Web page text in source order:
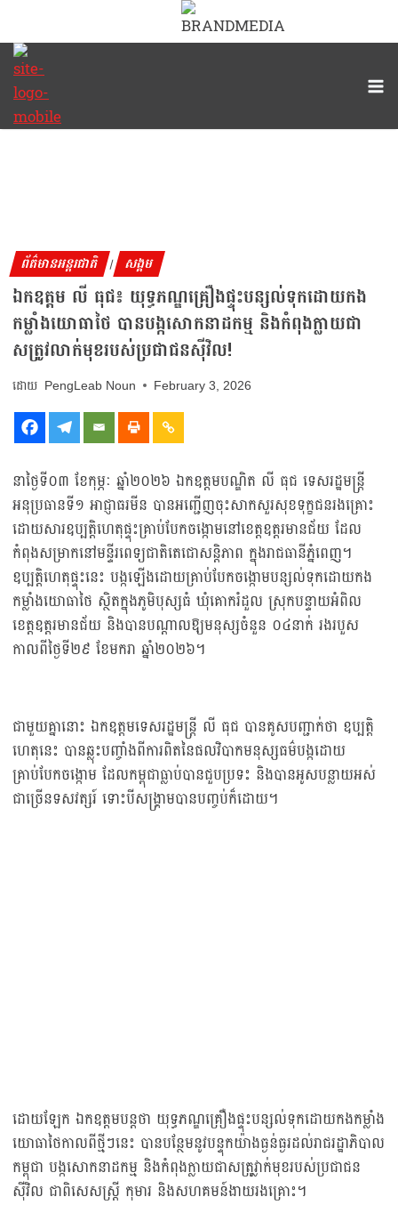
ព័ត៌មានអន្តរជាតិ | សង្គម
ឯកឧត្ដម លី ធុជ៖ យុទ្ធភណ្ឌគ្រឿងផ្ទុះបន្សល់ទុកដោយកង
កម្លាំងយោធាថៃ បានបង្កសោកនាដកម្ម និងកំពុងក្លាយជា
សត្រូវលាក់មុខរបស់ប្រជាជនស៊ីវិល!
PengLeab Noun February 3, 2026
នាថ្ងៃទី០៣ ខែកុម្ភៈ ឆ្នាំ២០២៦ ឯកឧត្ដមបណ្ឌិត លី ធុជ ទេសរដ្ឋមន្រ្តី
អនុប្រធានទី១ អាជ្ញាធរមីន បានអញ្ជើញចុះសាកសួរសុខទុក្ខជនរងគ្រោះ
ដោយសារឧប្បត្តិហេតុផ្ទុះគ្រាប់បែកចង្កោមនៅខេត្តឧត្តរមានជ័យ ដែល
កំពុងសម្រាកនៅមន្ទីរពេទ្យជាតិតេជោសន្តិភាព ក្នុងរាជធានីភ្នំពេញ។
ឧប្បត្តិហេតុផ្ទុះនេះ បង្កឡើងដោយគ្រាប់បែកចង្កោមបន្សល់ទុកដោយកង
កម្លាំងយោធាថៃ ស្ថិតក្នុងភូមិបុស្សធំ ឃុំគោករំដួល ស្រុកបន្ទាយអំពិល
ខេត្តឧត្តរមានជ័យ និងបានបណ្តាលឱ្យមនុស្សចំនួន ០៤នាក់ រងរបួស
កាលពីថ្ងៃទី២៩ ខែមករា ឆ្នាំ២០២៦។
ជាមួយគ្នានោះ ឯកឧត្តមទេសរដ្ឋមន្រ្តី លី ធុជ បានគូសបញ្ជាក់ថា ឧប្បត្តិ
ហេតុនេះ បានឆ្លុះបញ្ចាំងពីការពិតនៃផលវិបាកមនុស្សធម៌បង្កដោយ
គ្រាប់បែកចង្កោម ដែលកម្ពុជាធ្លាប់បានជួបប្រទះ និងបានអូសបន្លាយអស់
ជាច្រើនទសវត្សរ៍ ទោះបីសង្គ្រាមបានបញ្ចប់ក៏ដោយ។
ដោយឡែក ឯកឧត្តមបន្តថា យុទ្ធភណ្ឌគ្រឿងផ្ទុះបន្សល់ទុកដោយកងកម្លាំង
យោធាថៃកាលពីថ្មីៗនេះ បានបន្ថែមនូវបន្ទុកយ៉ាងធ្ងន់ធ្ងរដល់រាជរដ្ឋាភិបាល
កម្ពុជា បង្កសោកនាដកម្ម និងកំពុងក្លាយជាសត្រូវ្លាក់មុខរបស់ប្រជាជន
ស៊ីវិល ជាពិសេសស្រ្តី កុមារ និងសហគមន៍ងាយរងគ្រោះ។